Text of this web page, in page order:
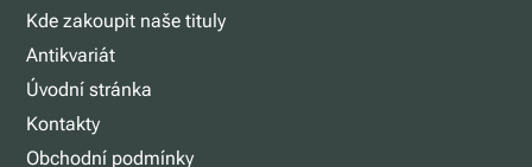
Kde zakoupit naše tituly
Antikvariát
Úvodní stránka
Kontakty
Obchodní podmínky